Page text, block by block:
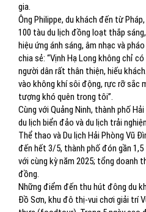
gia.
Ông Philippe, du khách đến từ
100 tàu du lịch đồng loạt thắp
hiệu ứng ánh sáng, âm nhạc và
chia sẻ: “Vịnh Hạ Long không chỉ
người dân rất thân thiện, hiếu
vào không khí sôi động, rực rỡ sắc
tượng khó quên trong tôi”.
Cùng với Quảng Ninh, thành phố
du lịch biển đảo và du lịch trải
Thể thao và Du lịch Hải Phòng Vũ
đến hết 3/5, thành phố đón gần
với cùng kỳ năm 2025; tổng doanh
đồng.
Những điểm đến thu hút đông du
Đồ Sơn, khu đô thị-vui chơi giải trí